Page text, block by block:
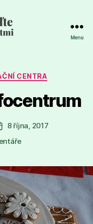
Menu
CENTRA
příspěvku
8 října, 2017
u
názvem
Sokolovské